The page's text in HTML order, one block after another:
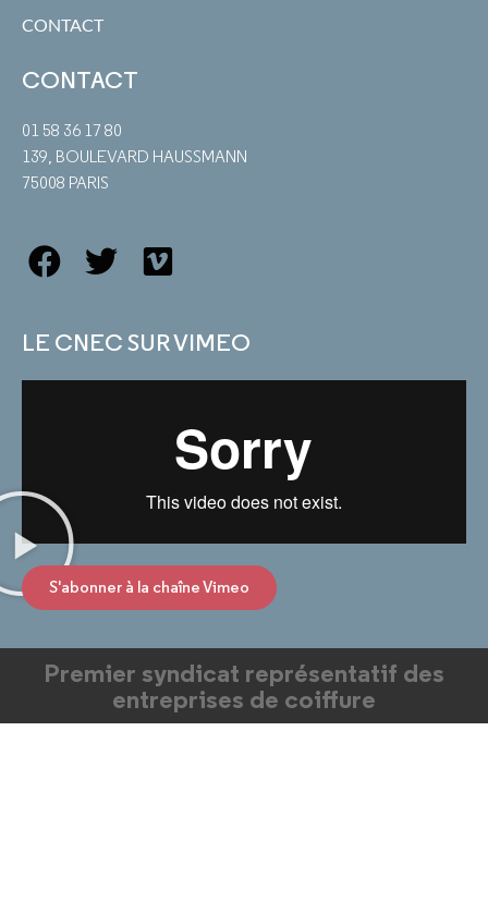
CONTACT
CONTACT
01 58 36 17 80
139, BOULEVARD HAUSSMANN
75008 PARIS
LE CNEC SUR VIMEO
S'abonner à la chaîne Vimeo
Premier syndicat représentatif des
entreprises de coiffure